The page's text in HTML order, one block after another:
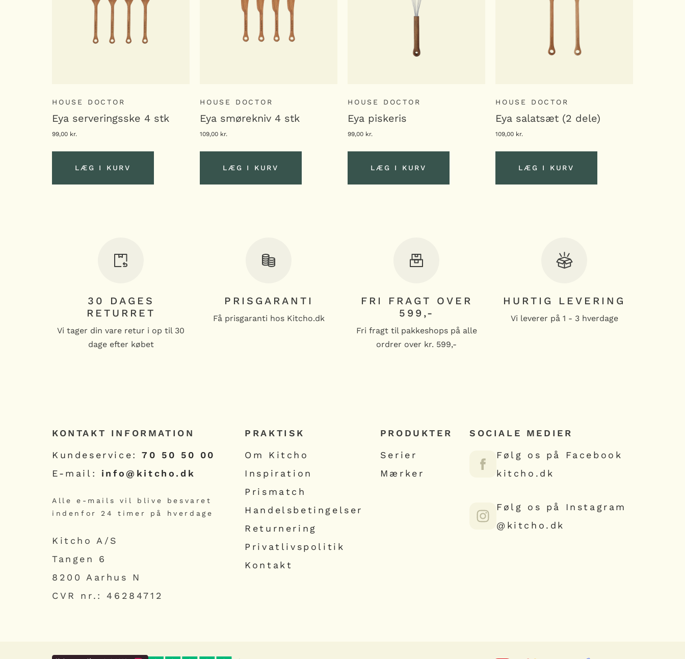
HOUSE DOCTOR
Eya serveringsske 4 stk
99,00 kr.
LÆG I KURV
HOUSE DOCTOR
Eya smørekniv 4 stk
109,00 kr.
LÆG I KURV
HOUSE DOCTOR
Eya piskeris
99,00 kr.
LÆG I KURV
HOUSE DOCTOR
Eya salatsæt (2 dele)
109,00 kr.
LÆG I KURV
30 DAGES
RETURRET
Vi tager din vare retur i op til 30
dage efter købet
PRISGARANTI
Få prisgaranti hos Kitcho.dk
FRI FRAGT OVER
599,-
Fri fragt til pakkeshops på alle
ordrer over kr. 599,-
HURTIG LEVERING
Vi leverer på 1 - 3 hverdage
KONTAKT INFORMATION
Kundeservice:70 50 50 00
E-mail: info@kitcho.dk
Alle e-mails vil blive besvaret
indenfor 24 timer på hverdage
Kitcho A/S
Tangen 6
8200 Aarhus N
CVR nr.: 46284712
PRAKTISK
Om Kitcho
Inspiration
Prismatch
Handelsbetingelser
Returnering
Privatlivspolitik
Kontakt
PRODUKTER
Serier
Mærker
SOCIALE MEDIER
Følg os på Facebook
kitcho.dk
Følg os på Instagram
@kitcho.dk